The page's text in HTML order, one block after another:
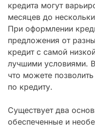
кредита могут
месяцев до
При оформлении
предложения от
кредит с самой
лучшими условиями.
что можете
по кредиту.
Существует два
обеспеченные и